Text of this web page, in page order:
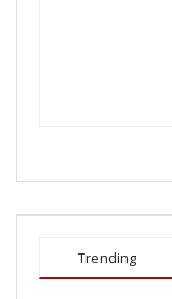
Trending